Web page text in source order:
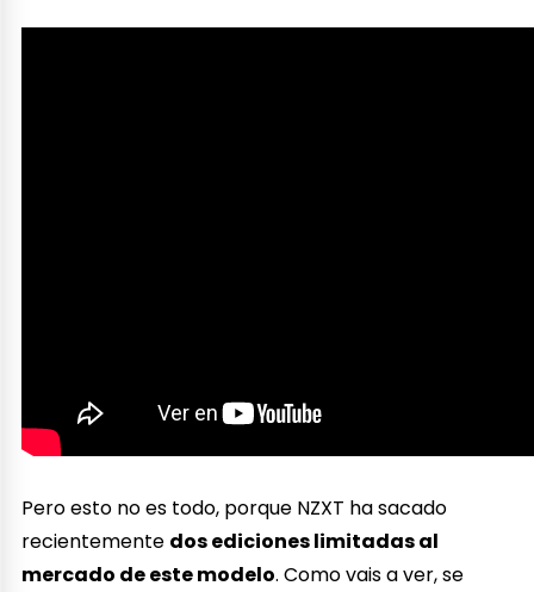
Pero esto no es todo, porque NZXT ha sacado
recientemente dos ediciones limitadas al
mercado de este modelo. Como vais a ver, se